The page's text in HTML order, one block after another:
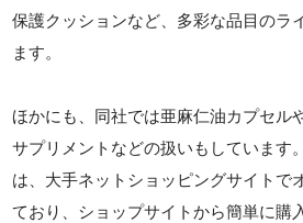
保護クッションなど、多彩な品目のラ
ます。
ほかにも、同社では亜麻仁油カプセル
サプリメントなどの扱いもしています
は、大手ネットショッピングサイトで
ており、ショップサイトから簡単に購